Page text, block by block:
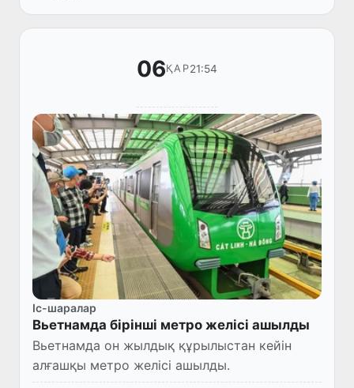
06ҚАР21:54
Іс-шаралар
Вьетнамда бірінші метро желісі ашылды
Вьетнамда он жылдық құрылыстан кейін
алғашқы метро желісі ашылды.